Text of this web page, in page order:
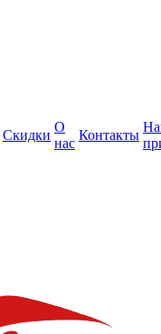
Скидки
О
нас
Контакты